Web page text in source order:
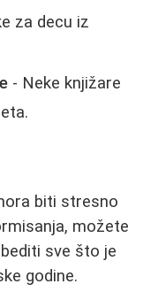
za decu iz
- Neke knjižare
biti stresno
možete
sve što je
godine.